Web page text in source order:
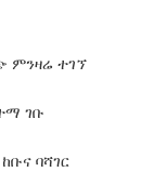
ምንዛሬ ተገኘ
ገቡ
ባሻገር